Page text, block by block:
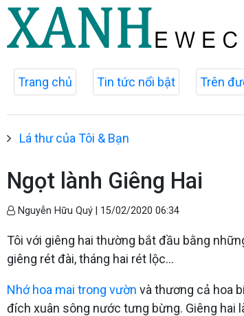
Trang chủ Tin tức nổi bật Trên
Lá thư của Tôi & Bạn
Ngọt lành Giêng Hai
Nguyễn Hữu Quý | 15/02/2020 06:34
Tôi với giêng hai thường bắt đầu bằng
giêng rét đài, tháng hai rét lộc...
Nhớ hoa mai trong vườn và thương cả hoa
đích xuân sông nước tưng bừng. Giêng hai